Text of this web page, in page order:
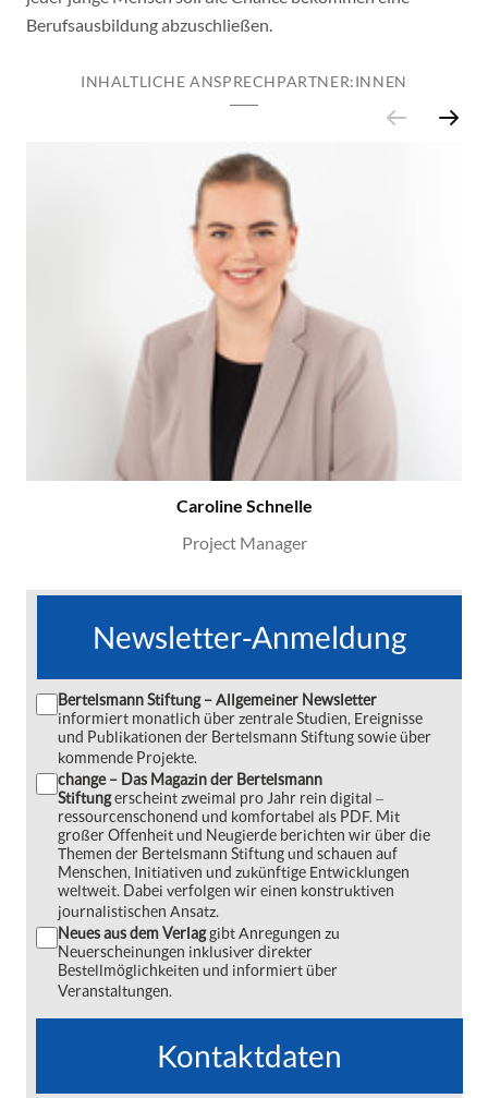
Berufsausbildung abzuschließen.
INHALTLICHE ANSPRECHPARTNER:INNEN
Caroline Schnelle
Project Manager
Newsletter-Anmeldung
Bertelsmann Stiftung – Allgemeiner Newsletter
informiert monatlich über zentrale Studien, Ereignisse
und Publikationen der Bertelsmann Stiftung sowie über
kommende Projekte.
change – Das Magazin der Bertelsmann
Stiftungerscheint zweimal pro Jahr rein digital ‒
ressourcenschonend und komfortabel als PDF. Mit
großer Offenheit und Neugierde berichten wir über die
Themen der Bertelsmann Stiftung und schauen auf
Menschen, Initiativen und zukünftige Entwicklungen
weltweit. Dabei verfolgen wir einen konstruktiven
journalistischen Ansatz.
Neues aus dem Verlaggibt Anregungen zu
Neuerscheinungen inklusiver direkter
Bestellmöglichkeiten und informiert über
Veranstaltungen.
Kontaktdaten